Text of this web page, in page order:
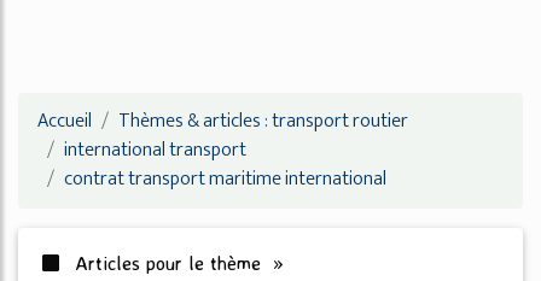
Accueil
Thèmes & articles : transport routier
international transport
contrat transport maritime international
Articles pour le thème »